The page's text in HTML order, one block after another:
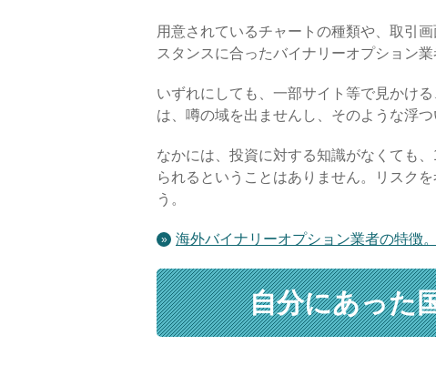
用意されているチャートの種類や、取引
スタンスに合ったバイナリーオプション
いずれにしても、一部サイト等で見かけ
は、噂の域を出ませんし、そのような浮
なかには、投資に対する知識がなくても
られるということはありません。リスク
う。
海外バイナリーオプション業者の特徴
自分にあった